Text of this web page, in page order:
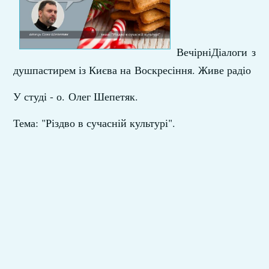
ВечірніДіалоги з
душпастирем із Києва на Воскресіння. Живе радіо
У студі - о. Олег Шепетяк.
Тема: "Різдво в сучасній культурі".